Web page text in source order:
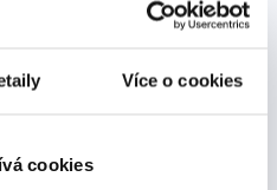
Více o cookies
cookies
vždycky tvrdili, že